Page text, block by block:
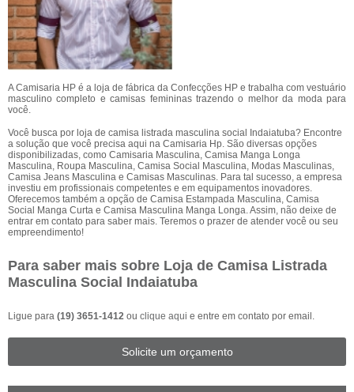
A Camisaria HP é a loja de fábrica da Confecções HP e trabalha com vestuário
masculino completo e camisas femininas trazendo o melhor da moda para
você.
Você busca por loja de camisa listrada masculina social Indaiatuba? Encontre
a solução que você precisa aqui na Camisaria Hp. São diversas opções
disponibilizadas, como Camisaria Masculina, Camisa Manga Longa
Masculina, Roupa Masculina, Camisa Social Masculina, Modas Masculinas,
Camisa Jeans Masculina e Camisas Masculinas. Para tal sucesso, a empresa
investiu em profissionais competentes e em equipamentos inovadores.
Oferecemos também a opção de Camisa Estampada Masculina, Camisa
Social Manga Curta e Camisa Masculina Manga Longa. Assim, não deixe de
entrar em contato para saber mais. Teremos o prazer de atender você ou seu
empreendimento!
Para saber mais sobre Loja de Camisa Listrada
Masculina Social Indaiatuba
Ligue para (19) 3651-1412 ou clique aqui e entre em contato por email.
Solicite um orçamento